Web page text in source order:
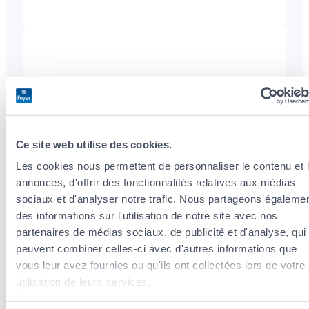
Ce site web utilise des cookies.
Les cookies nous permettent de personnaliser le contenu et
annonces, d'offrir des fonctionnalités relatives aux médias
sociaux et d'analyser notre trafic. Nous partageons
des informations sur l'utilisation de notre site avec nos
partenaires de médias sociaux, de publicité et d'analyse, qui
peuvent combiner celles-ci avec d'autres informations que
vous leur avez fournies ou qu'ils ont collectées lors de votre
utilisation de leurs services.
+352
400645